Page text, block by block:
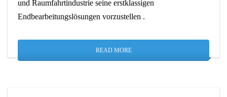
und Raumfahrtindustrie seine erstklassigen
Endbearbeitungslösungen vorzustellen .
READ MORE